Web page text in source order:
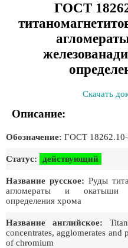
ГОСТ
Скачать
Описание:
Обозначение: ГОСТ
Статус: действующий
Название русское: Руды
агломераты и окатыши
определения хрома
Название английское:
concentrates, agglomerates
of chromium